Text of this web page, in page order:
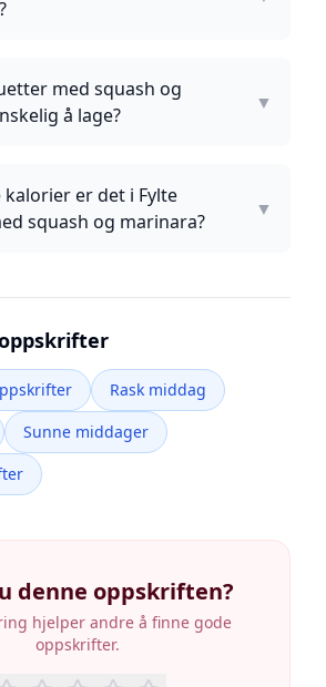
med squash og
å lage?
▼
er det i Fylte
squash og marinara?
▼
Rask middag
Sunne middager
denne oppskriften?
hjelper andre å finne gode
oppskrifter.